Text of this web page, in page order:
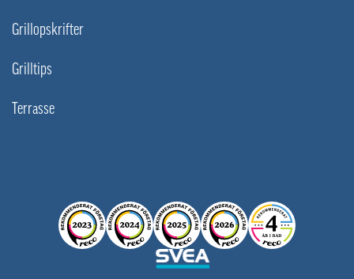
Grillopskrifter
Grilltips
Terrasse